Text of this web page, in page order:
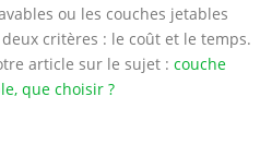
ou les couches jetables
critères : le coût et le temps.
article sur le sujet :couche
que choisir ?